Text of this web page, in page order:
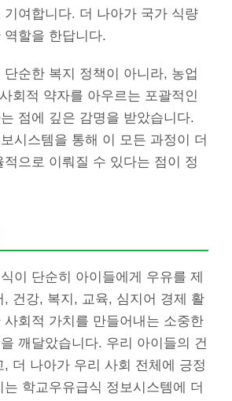
기여합니다. 더 나아가 국가 식량
역할을 한답니다.
단순한 복지 정책이 아니라, 농업
회적 약자를 아우르는 포괄적인
점에 깊은 감명을 받았습니다.
시스템을 통해 이 모든 과정이 더
적으로 이뤄질 수 있다는 점이 정
이 단순히 아이들에게 우유를 제
, 건강, 복지, 교육, 심지어 경제 활
사회적 가치를 만들어내는 소중한
깨달았습니다. 우리 아이들의 건
, 더 나아가 우리 사회 전체에 긍정
학교우유급식 정보시스템에 더